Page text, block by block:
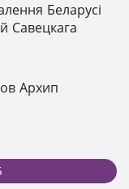
Беларусі
Савецкага
Архип